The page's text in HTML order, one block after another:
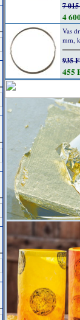
7
4
Vas
mm,
935
455